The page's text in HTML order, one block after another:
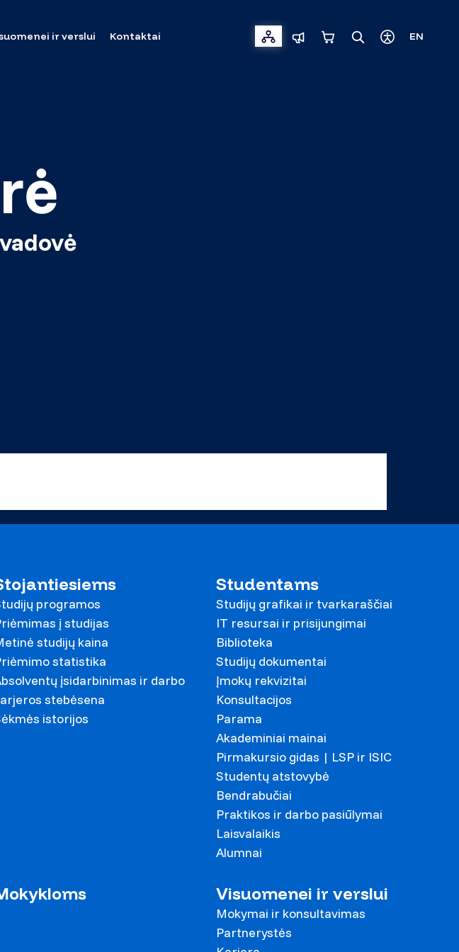
ir verslui Kontaktai EN
programos
į studijas
studijų kaina
statistika
įsidarbinimas ir darbo
stebėsena
istorijos
Studentams
Studijų grafikai ir tvarkaraščiai
IT resursai ir prisijungimai
Biblioteka
Studijų dokumentai
Įmokų rekvizitai
Konsultacijos
Parama
Akademiniai mainai
Pirmakursio gidas | LSP ir ISIC
Studentų atstovybė
Bendrabučiai
Praktikos ir darbo pasiūlymai
Laisvalaikis
Alumnai
Visuomenei ir verslui
Mokymai ir konsultavimas
Partnerystės